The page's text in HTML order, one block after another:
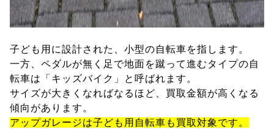
子ども用に設計された、小型の自転車を指します。
一方、ペダルが無く足で地面を蹴って進むタイプの自
転車は「キッズバイク」と呼ばれます。
サイズが大きくなればなるほど、買取金額が高くなる
傾向があります。
アップガレージは子ども用自転車も買取対象です。